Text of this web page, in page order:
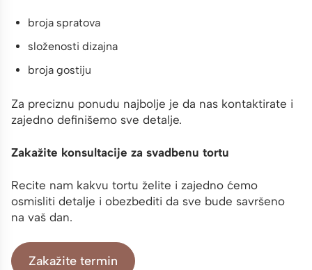
broja spratova
složenosti dizajna
broja gostiju
Za preciznu ponudu najbolje je da nas kontaktirate i
zajedno definišemo sve detalje.
Zakažite konsultacije za svadbenu tortu
Recite nam kakvu tortu želite i zajedno ćemo
osmisliti detalje i obezbediti da sve bude savršeno
na vaš dan.
Zakažite termin